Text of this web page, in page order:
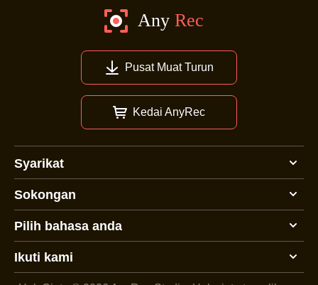
Pusat Muat Turun
Kedai AnyRec
Syarikat
Sokongan
Pilih bahasa anda
Ikuti kami